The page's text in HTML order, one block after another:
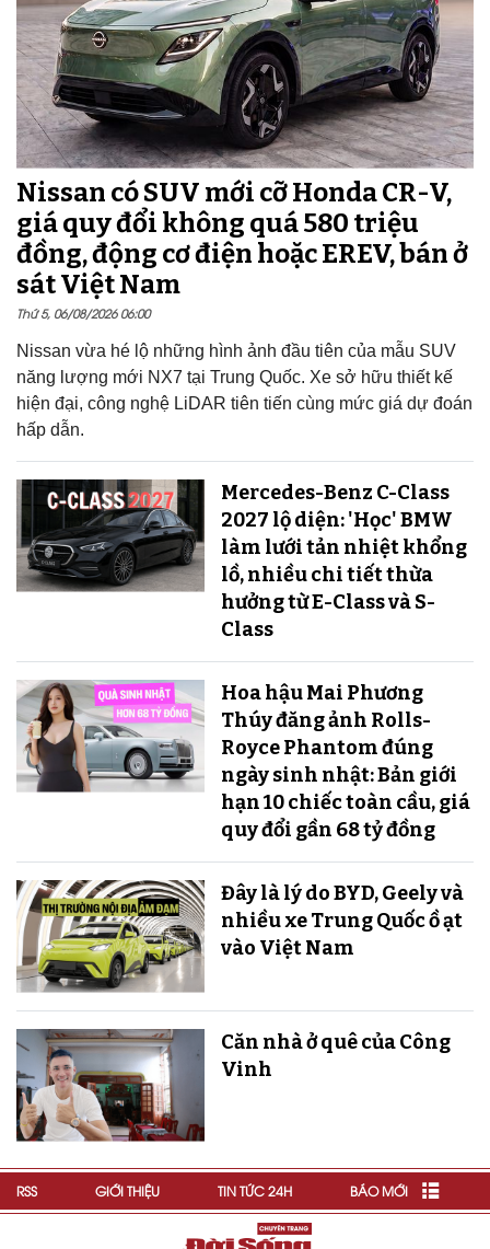
Nissan có SUV mới cỡ Honda CR-V,
giá quy đổi không quá 580 triệu
đồng, động cơ điện hoặc EREV, bán ở
sát Việt Nam
Thứ 5, 06/08/2026 06:00
Nissan vừa hé lộ những hình ảnh đầu tiên của mẫu SUV
năng lượng mới NX7 tại Trung Quốc. Xe sở hữu thiết kế
hiện đại, công nghệ LiDAR tiên tiến cùng mức giá dự đoán
hấp dẫn.
Mercedes-Benz C-Class
2027 lộ diện: 'Học' BMW
làm lưới tản nhiệt khổng
lồ, nhiều chi tiết thừa
hưởng từ E-Class và S-
Class
Hoa hậu Mai Phương
Thúy đăng ảnh Rolls-
Royce Phantom đúng
ngày sinh nhật: Bản giới
hạn 10 chiếc toàn cầu, giá
quy đổi gần 68 tỷ đồng
Đây là lý do BYD, Geely và
nhiều xe Trung Quốc ồ ạt
vào Việt Nam
Căn nhà ở quê của Công
Vinh
RSS GIỚI THIỆU TIN TỨC 24H BÁO MỚI